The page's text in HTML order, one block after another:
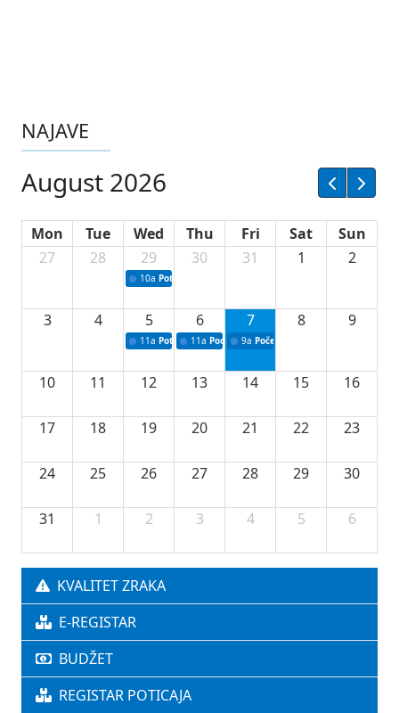
NAJAVE
August 2026
Mon Tue Wed Thu Fri Sat
Sun
27
28 29
10a Potpisivanje ugovora sa neprofitnim
30 31 1 2
3 4 5
11a Potpisivanje ugovora o stipendijama za
6
11a Podrška razvoju vodne infrastrukture u
7
9a Početak izgradnje nove
8 9
10 11 12 13 14 15 16
17 18 19 20 21 22 23
24 25 26 27 28 29 30
31 1 2 3 4 5 6
KVALITET ZRAKA
E-REGISTAR
BUDŽET
REGISTAR POTICAJA